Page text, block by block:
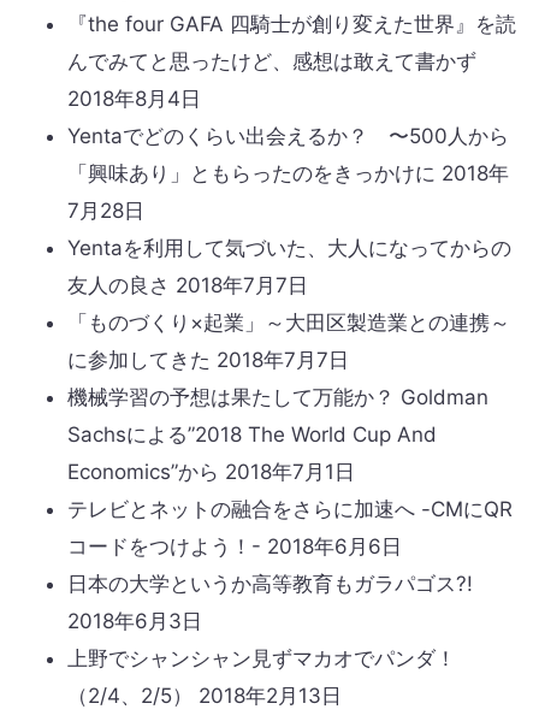
『the four GAFA 四騎士が創り変えた世界』を読
んでみてと思ったけど、感想は敢えて書かず
2018年8月4日
Yentaでどのくらい出会えるか？ 〜500人から
「興味あり」ともらったのをきっかけに 2018年
7月28日
Yentaを利用して気づいた、大人になってからの
友人の良さ 2018年7月7日
「ものづくり×起業」～大田区製造業との連携～
に参加してきた 2018年7月7日
機械学習の予想は果たして万能か？ Goldman
Sachsによる”2018 The World Cup And
Economics”から 2018年7月1日
テレビとネットの融合をさらに加速へ -CMにQR
コードをつけよう！- 2018年6月6日
日本の大学というか高等教育もガラパゴス?!
2018年6月3日
上野でシャンシャン見ずマカオでパンダ！
（2/4、2/5）
2018年2月13日